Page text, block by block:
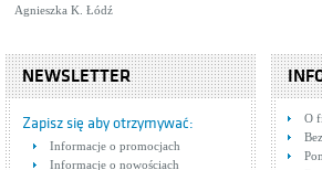
Agnieszka K. Łódź
NEWSLETTER
Zapisz się aby otrzymywać:
Informacje o promocjach
Informacje o nowościach
O